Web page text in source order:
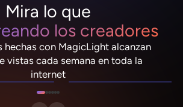
Mira lo que
los creadores
hechas con MagicLight alcanzan
vistas cada semana en toda la
internet
PixelRonin
Momo The Moshroom